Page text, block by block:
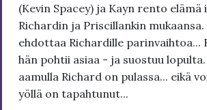
(Kevin Spacey) ja Kayn rento elämä
Richardin ja Priscillankin
ehdottaa Richardille parinvaihtoa...
hän pohtii asiaa - ja suostuu
aamulla Richard on pulassa... eikä
yöllä on tapahtunut...